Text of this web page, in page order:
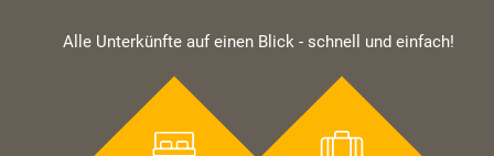
Alle Unterkünfte auf einen Blick - schnell und einfach!